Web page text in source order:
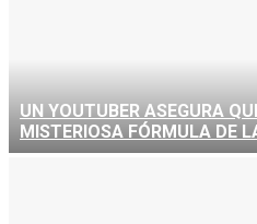
UN YOUTUBER ASEGURA
MISTERIOSA FÓRMULA DE